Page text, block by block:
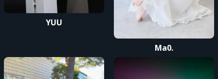
YUU
Ma0.